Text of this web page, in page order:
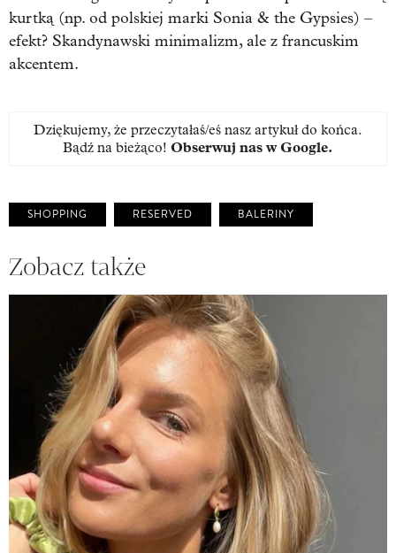
kurtką (np. od polskiej marki Sonia & the Gypsies) –
efekt? Skandynawski minimalizm, ale z francuskim
akcentem.
Dziękujemy, że przeczytałaś/eś nasz artykuł do końca.
Bądź na bieżąco! Obserwuj nas w Google.
SHOPPING RESERVED BALERINY
Zobacz także